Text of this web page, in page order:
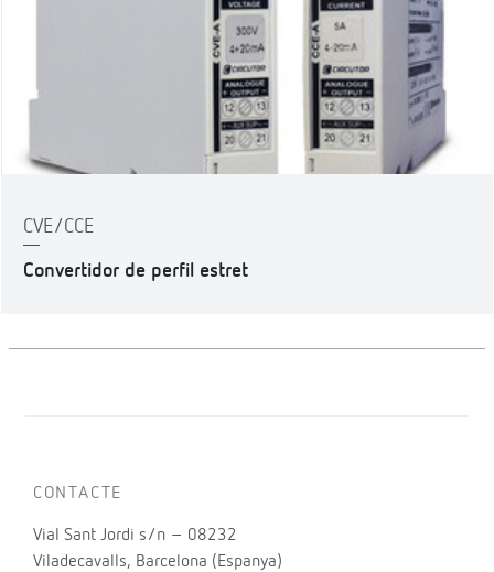
CVE/CCE
Convertidor de perfil estret
CONTACTE
Vial Sant Jordi s/n – 08232
Viladecavalls, Barcelona (Espanya)